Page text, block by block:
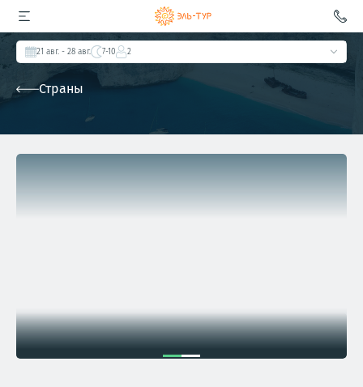
21 авг. - 28 авг. 7-10 2
Страны